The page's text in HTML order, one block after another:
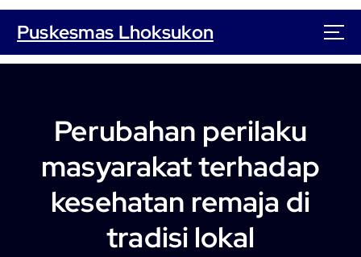
S
p
Puskesmas Lhoksukon
Perubahan perilaku
masyarakat terhadap
kesehatan remaja di
tradisi lokal